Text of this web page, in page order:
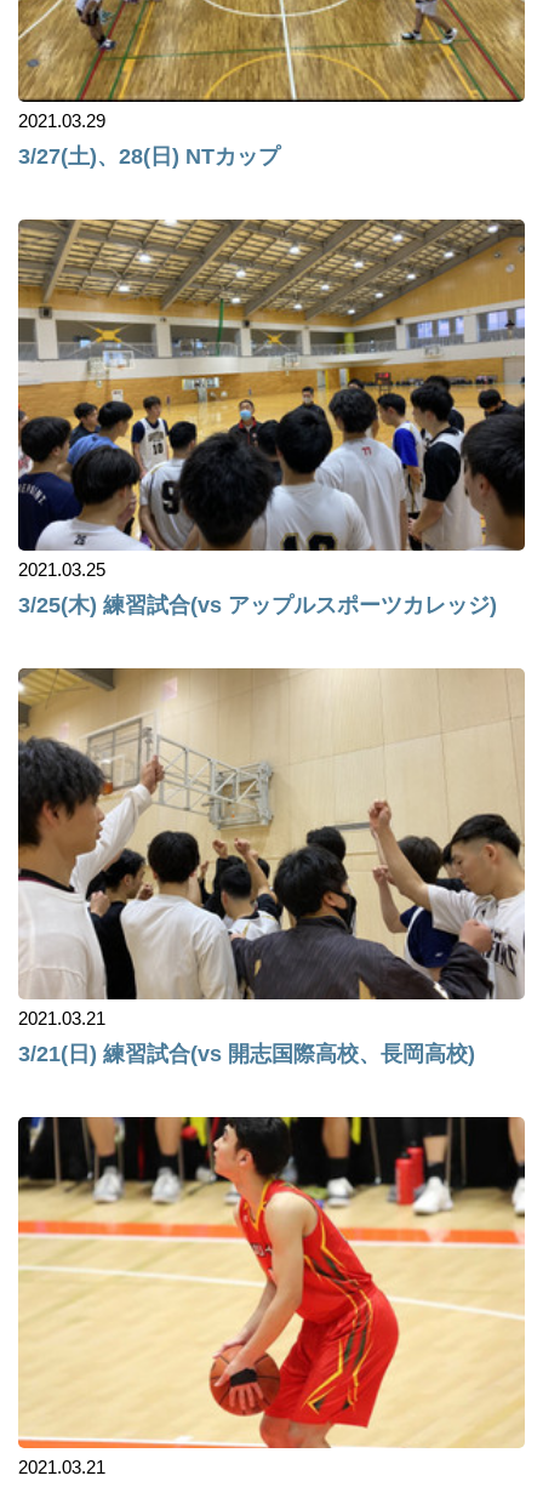
2021.03.29
3/27(土)、28(日) NTカップ
2021.03.25
3/25(木) 練習試合(vs アップルスポーツカレッジ)
2021.03.21
3/21(日) 練習試合(vs 開志国際高校、長岡高校)
2021.03.21